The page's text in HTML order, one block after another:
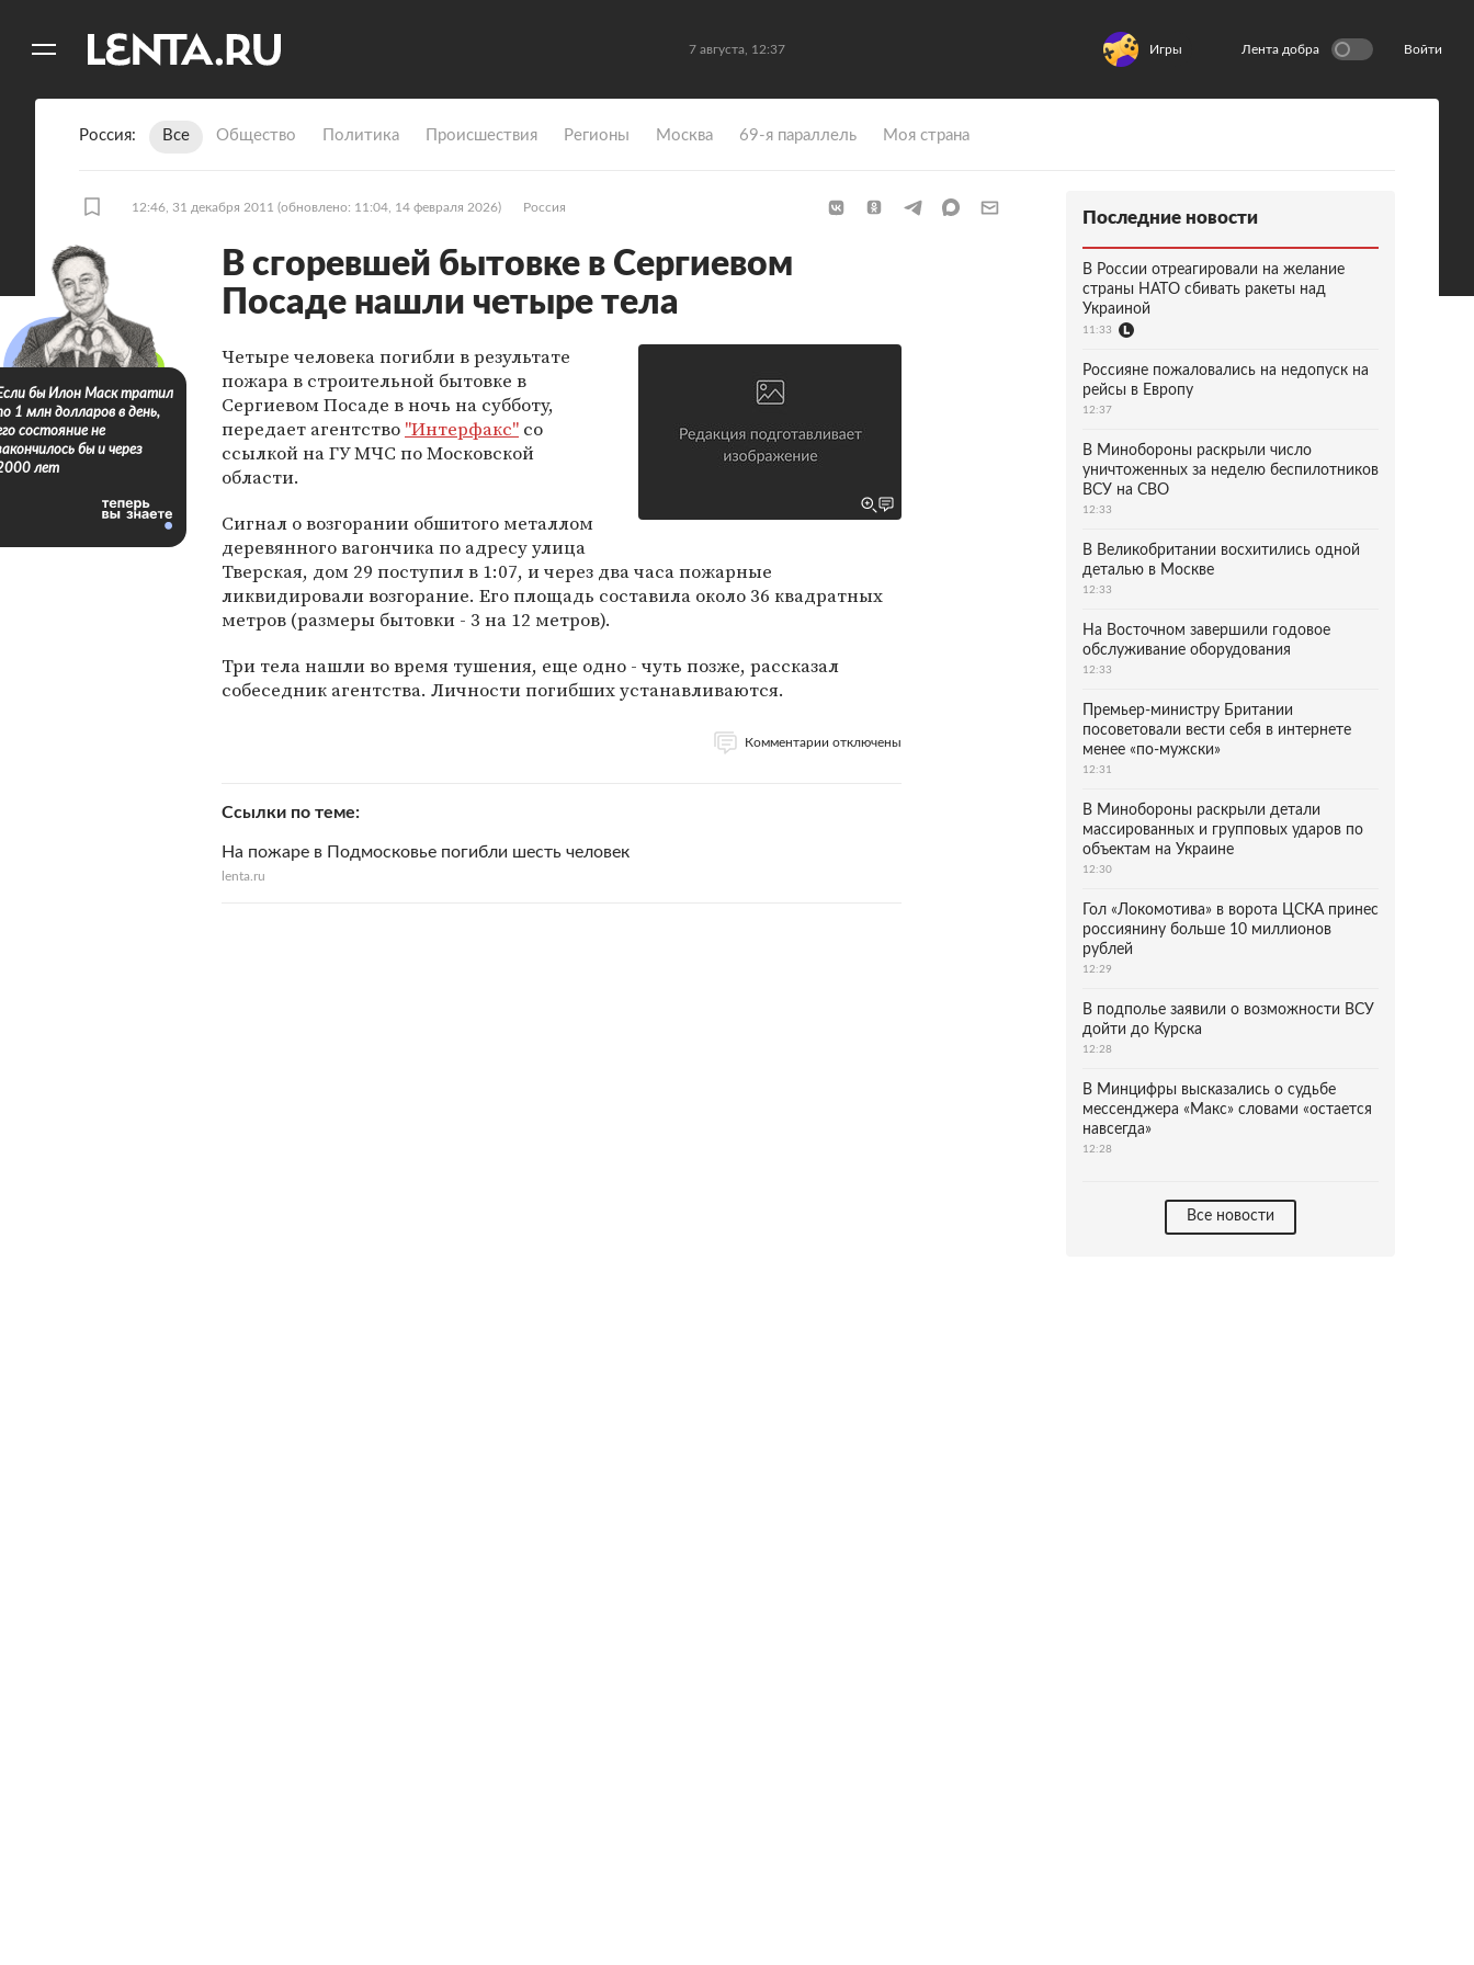
7 августа, 12:37 Игры Лента добра Войти
Россия Все Общество Политика Происшествия Регионы Москва 69-я параллель Моя страна
12:46, 31 декабря 2011 (обновлено: 11:04, 14 февраля 2026) Россия
В сгоревшей бытовке в Сергиевом
Посаде нашли четыре тела
Четыре человека погибли в результате
пожара в строительной бытовке в
Сергиевом Посаде в ночь на субботу,
передает агентство "Интерфакс" со
ссылкой на ГУ МЧС по Московской
области.
Сигнал о возгорании обшитого металлом
деревянного вагончика по адресу улица
Тверская, дом 29 поступил в 1:07, и через два часа пожарные
ликвидировали возгорание. Его площадь составила около 36 квадратных
метров (размеры бытовки - 3 на 12 метров).
Три тела нашли во время тушения, еще одно - чуть позже, рассказал
собеседник агентства. Личности погибших устанавливаются.
Комментарии отключены
Ссылки по теме
На пожаре в Подмосковье погибли шесть человек
lenta.ru
бы Илон Маск тратил
1 млн долларов в день,
состояние не
бы и через
лет
Последние новости
В России отреагировали на желание
страны НАТО сбивать ракеты над
Украиной
11:33
Россияне пожаловались на недопуск на
рейсы в Европу
12:37
В Минобороны раскрыли число
уничтоженных за неделю беспилотников
ВСУ на СВО
12:33
В Великобритании восхитились одной
деталью в Москве
12:33
На Восточном завершили годовое
обслуживание оборудования
12:33
Премьер-министру Британии
посоветовали вести себя в интернете
менее «по-мужски»
12:31
В Минобороны раскрыли детали
массированных и групповых ударов по
объектам на Украине
12:30
Гол «Локомотива» в ворота ЦСКА принес
россиянину больше 10 миллионов
рублей
12:29
В подполье заявили о возможности ВСУ
дойти до Курска
12:28
В Минцифры высказались о судьбе
мессенджера «Макс» словами «остается
навсегда»
12:28
Все новости